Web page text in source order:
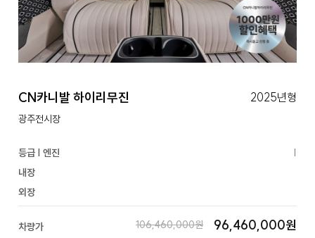
CN카니발 하이리무진 2025년형
광주전시장
등급 | 엔진
|
내장
외장
차량가 106,460,000원 96,460,000원